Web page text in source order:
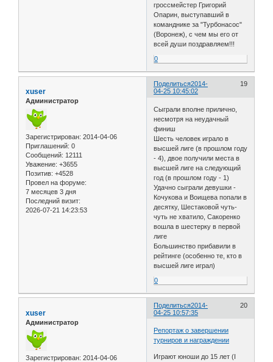
гроссмейстер Григорий
Опарин, выступавший в
команднике за "Турбонасос"
(Воронеж), с чем мы его от
всей души поздравляем!!!
0
Поделиться 19
2014-
04-25 10:45:02
xuser
Администратор
Зарегистрирован: 2014-04-06
Приглашений: 0
Сообщений: 12111
Уважение: +3655
Позитив: +4528
Провел на форуме:
7 месяцев 3 дня
Последний визит:
2026-07-21 14:23:53
Сыграли вполне прилично,
несмотря на неудачный
финиш
Шесть человек играло в
высшей лиге (в прошлом году
- 4), двое получили места в
высшей лиге на следующий
год (в прошлом году - 1)
Удачно сыграли девушки -
Кочукова и Воищева попали в
десятку, Шестаковой чуть-
чуть не хватило, Сакоренко
вошла в шестерку в первой
лиге
Большинство прибавили в
рейтинге (особенно те, кто в
высшей лиге играл)
0
Поделиться 20
2014-
04-25 10:57:35
xuser
Администратор
Зарегистрирован: 2014-04-06
Репортаж о завершении
турниров и награждении
Играют юноши до 15 лет (I